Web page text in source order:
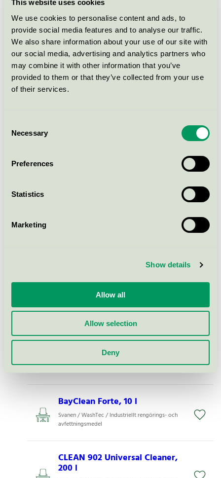
This website uses cookies
We use cookies to personalise content and ads, to
provide social media features and to analyse our traffic.
We also share information about your use of our site with
our social media, advertising and analytics partners who
may combine it with other information that you’ve
provided to them or that they’ve collected from your use
of their services.
Selection
Necessary
Preferences
Statistics
Marketing
Show details
Allow all
Allow selection
Deny
JetFoam, 10 l
Svanen / WashTec / Fordonsschampo
FoamClean Jet Citrus, 10 l
Svanen / WashTec / Fordonsschampo
BayCleaner OX 740, 10 l
avfettningsmedel
BayCleaner ACID 701, 10 l
Svanen / WashTec / Industriellt rengörings- och
avfettningsmedel
BayClean Forte, 10 l
Svanen / WashTec / Industriellt rengörings- och
avfettningsmedel
CLEAN 902 Universal Cleaner,
200 l